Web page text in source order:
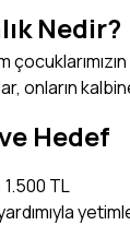
Nedir?
onların
Hedef
1.500 TL